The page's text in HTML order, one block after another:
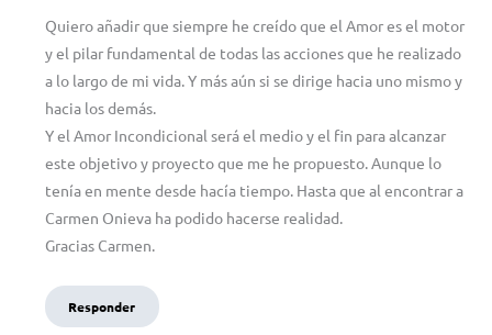
Quiero añadir que siempre he creído que el Amor es el motor
y el pilar fundamental de todas las acciones que he realizado
a lo largo de mi vida. Y más aún si se dirige hacia uno mismo y
hacia los demás.
Y el Amor Incondicional será el medio y el fin para alcanzar
este objetivo y proyecto que me he propuesto. Aunque lo
tenía en mente desde hacía tiempo. Hasta que al encontrar a
Carmen Onieva ha podido hacerse realidad.
Gracias Carmen.
Responder